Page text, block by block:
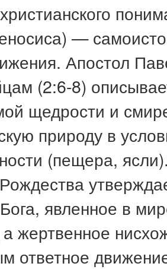
—
Апостол
(2:6-8)
щедрости и
природу в
(пещера,
явленное в
а жертвенное
ответное